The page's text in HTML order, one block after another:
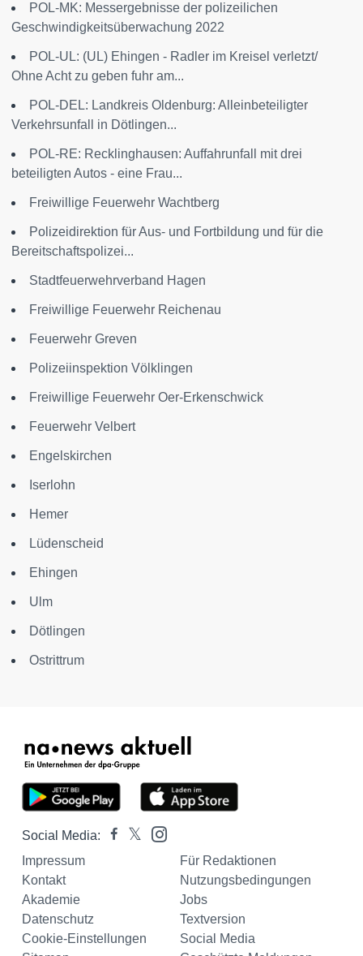
POL-MK: Messergebnisse der polizeilichen
Geschwindigkeitsüberwachung 2022
POL-UL: (UL) Ehingen - Radler im Kreisel verletzt/
Ohne Acht zu geben fuhr am...
POL-DEL: Landkreis Oldenburg: Alleinbeteiligter
Verkehrsunfall in Dötlingen...
POL-RE: Recklinghausen: Auffahrunfall mit drei
beteiligten Autos - eine Frau...
Freiwillige Feuerwehr Wachtberg
Polizeidirektion für Aus- und Fortbildung und für die
Bereitschaftspolizei...
Stadtfeuerwehrverband Hagen
Freiwillige Feuerwehr Reichenau
Feuerwehr Greven
Polizeiinspektion Völklingen
Freiwillige Feuerwehr Oer-Erkenschwick
Feuerwehr Velbert
Engelskirchen
Iserlohn
Hemer
Lüdenscheid
Ehingen
Ulm
Dötlingen
Ostrittrum
Social Media:
Impressum
Für Redaktionen
Kontakt
Nutzungsbedingungen
Akademie
Jobs
Datenschutz
Textversion
Cookie-Einstellungen
Social Media